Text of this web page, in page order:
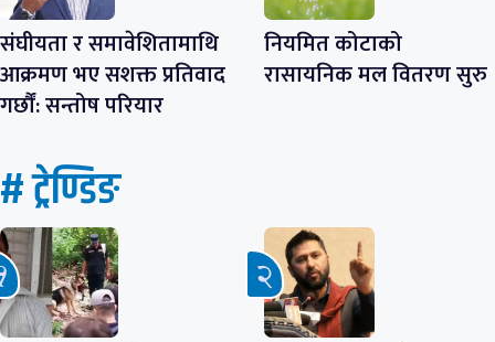
संघीयता र समावेशितामाथि
आक्रमण भए सशक्त प्रतिवाद
गर्छौं: सन्तोष परियार
नियमित कोटाको
रासायनिक मल वितरण सुरु
# ट्रेण्डिङ